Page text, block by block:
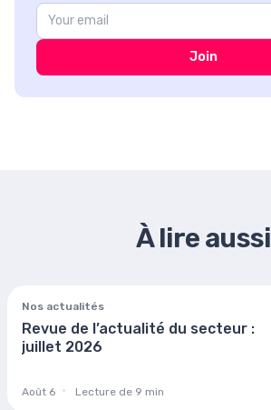
Join
À lire aussi
Nos actualités
Revue de l’actualité du secteur :
juillet 2026
Août 6 Lecture de 9 min